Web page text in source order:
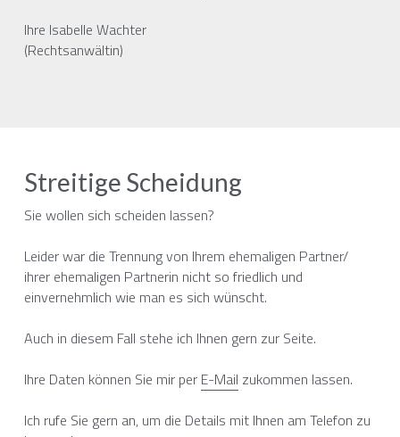
Ihre Isabelle Wachter
(Rechtsanwältin)
Streitige Scheidung
Sie wollen sich scheiden lassen?
Leider war die Trennung von Ihrem ehemaligen Partner/
ihrer ehemaligen Partnerin nicht so friedlich und
einvernehmlich wie man es sich wünscht.
Auch in diesem Fall stehe ich Ihnen gern zur Seite.
Ihre Daten können Sie mir per E-Mail zukommen lassen.
Ich rufe Sie gern an, um die Details mit Ihnen am Telefon zu